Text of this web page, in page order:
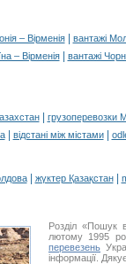
– Вірменія|
вантажі
– Вірменія|
вантажі
|
грузоперевозки
| відстані між містами|
| жүктер Қазақстан|
Розділ «Пошук
лютому 1995
перевезень
інформації.